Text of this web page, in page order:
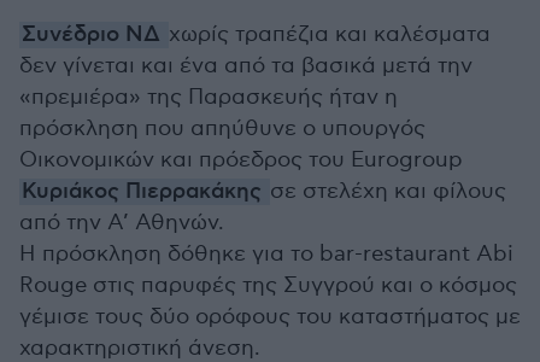
Συνέδριο ΝΔ χωρίς τραπέζια και καλέσματα
δεν γίνεται και ένα από τα βασικά μετά την
«πρεμιέρα» της Παρασκευής ήταν η
πρόσκληση που απηύθυνε ο υπουργός
Οικονομικών και πρόεδρος του Eurogroup
Κυριάκος Πιερρακάκης σε στελέχη και φίλους
από την Α’ Αθηνών.
Η πρόσκληση δόθηκε για το bar-restaurant Abi
Rouge στις παρυφές της Συγγρού και ο κόσμος
γέμισε τους δύο ορόφους του καταστήματος με
χαρακτηριστική άνεση.